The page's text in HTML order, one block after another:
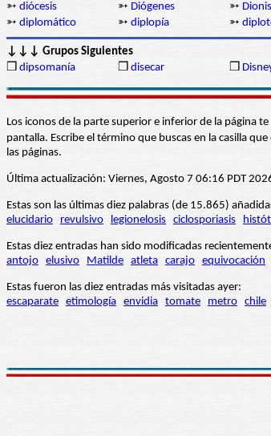
➳ diócesis ➳ Diógenes ➳
➳ diplomático ➳ diplopía ➳
↓↓↓ Grupos Siguientes
❒ dipsomanía ❒ disecar ❒
Los iconos de la parte superior e inferior de la página
pantalla. Escribe el término que buscas en la casilla
las páginas.
Última actualización: Viernes, Agosto 7 06:16 PDT
Estas son las últimas diez palabras (de 15.865)
elucidario
revulsivo legionelosis ciclosporiasis
Estas diez entradas han sido modificadas
antojo elusivo Matilde atleta carajo equivocación
Estas fueron las diez entradas más visitadas ayer:
escaparate etimología envidia tomate metro chile